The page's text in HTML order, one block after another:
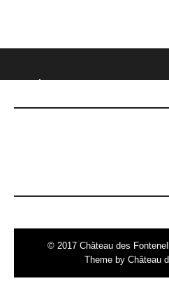
© 2017 Château des
Theme by Château